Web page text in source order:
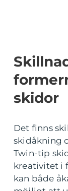
skidor
Det finns
skidåkning
Twin-tip
kreativitet i
kan både